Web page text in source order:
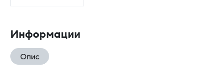
Информации
Опис